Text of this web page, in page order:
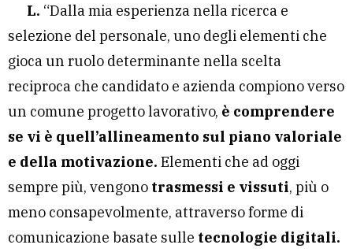
L. “Dalla mia esperienza nella ricerca e
selezione del personale, uno degli elementi che
gioca un ruolo determinante nella scelta
reciproca che candidato e azienda compiono verso
un comune progetto lavorativo, è comprendere
se vi è quell’allineamento sul piano valoriale
e della motivazione. Elementi che ad oggi
sempre più, vengono trasmessi e vissuti, più o
meno consapevolmente, attraverso forme di
comunicazione basate sulle tecnologie digitali.